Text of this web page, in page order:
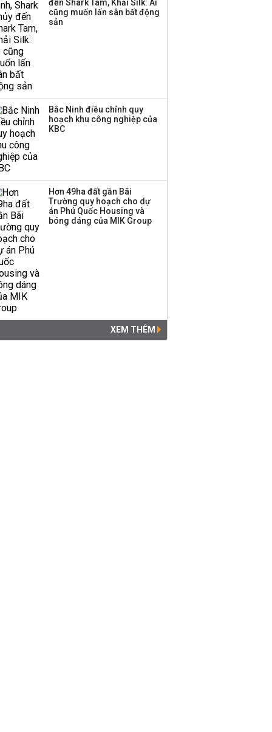
đến Shark Tam, Khải Silk: Ai
cũng muốn lấn sân bất động
sản
Bắc Ninh điều chỉnh quy
hoạch khu công nghiệp của
KBC
Hơn 49ha đất gần Bãi
Trường quy hoạch cho dự
án Phú Quốc Housing và
bóng dáng của MIK Group
XEM THÊM